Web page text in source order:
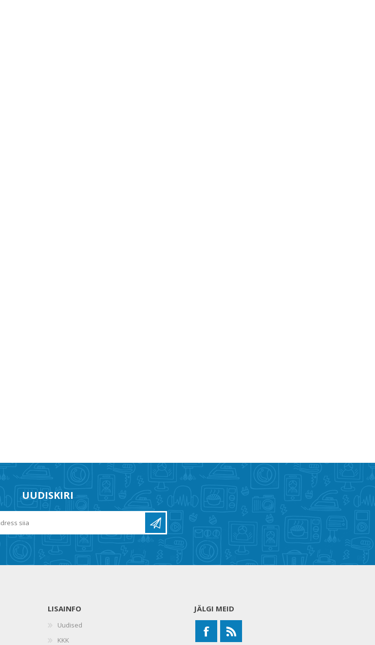
UUDISKIRI
LISAINFO
Uudised
KKK
JÄLGI MEID